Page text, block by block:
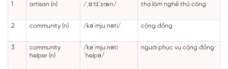
1 artisan (n) /ˌɑːtɪˈzæn/ thợ làm nghề thủ công
2 community (n) /kəˈmjuːnəti/ cộng đồng
3
community
helper (n)
/kəˈmjuːnəti
ˈhelpə/
người phục vụ cộng đồng